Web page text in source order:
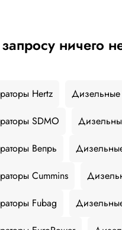
ничего
Hertz Дизельные
SDMO
Вепрь
Cummins
Fubag